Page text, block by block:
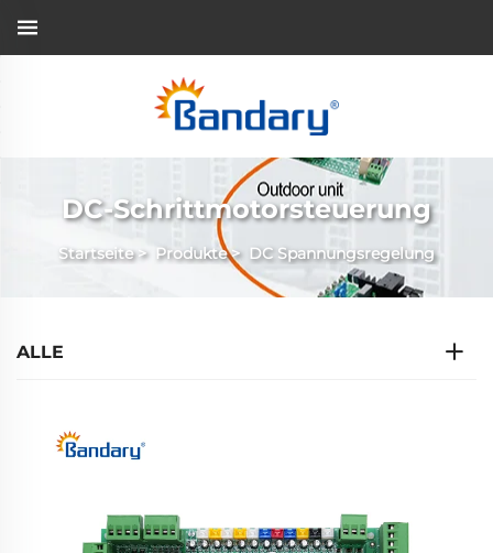
DC-Schrittmotorsteuerung
Startseite> Produkte> DC Spannungsregelung
ALLE